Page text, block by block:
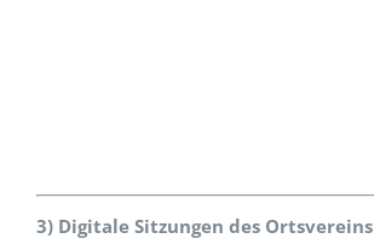
3) Digitale Sitzungen des Ortsvereins